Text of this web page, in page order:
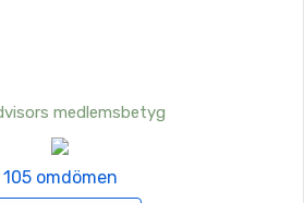
medlemsbetyg
105 omdömen